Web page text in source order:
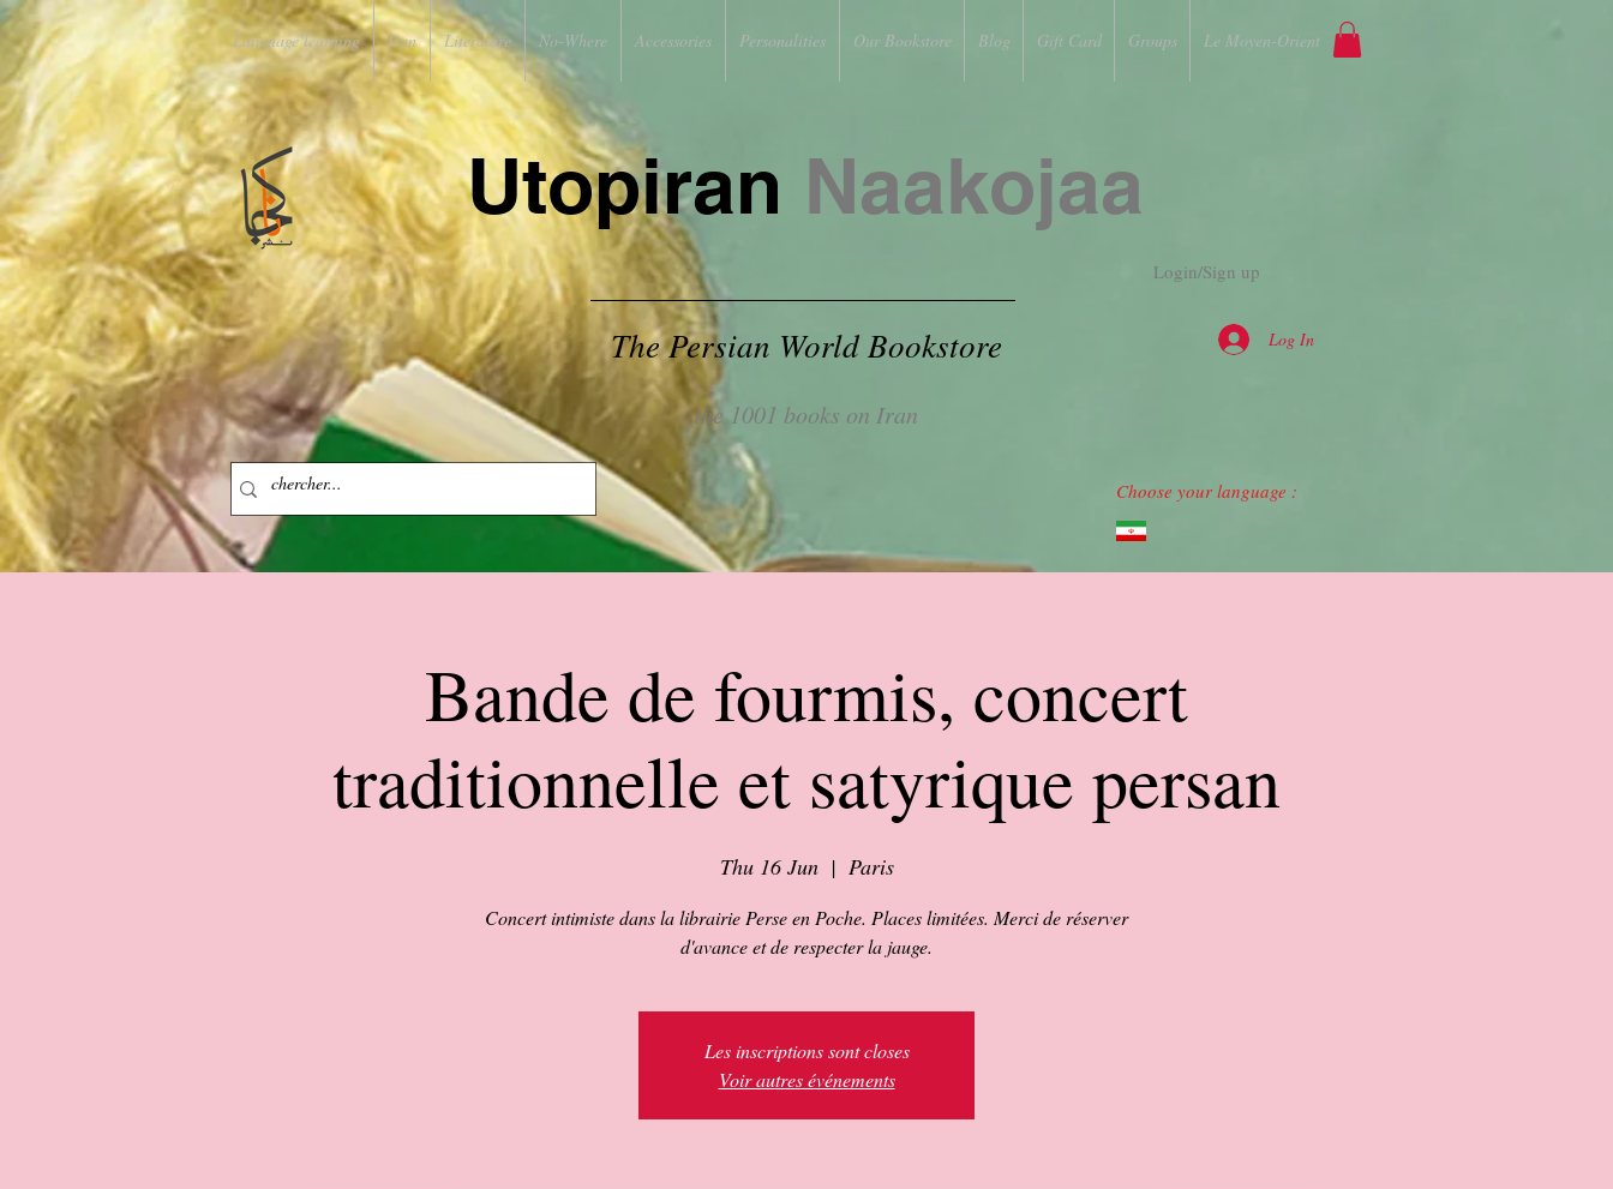
Language learning Iran Literature No-Where Accessories Personalities Our Bookstore Blog Gift Card Groups Le Moyen-Orient
Login/Sign up
Utopiran Naakojaa
The Persian World Bookstore Log In
the 1001 books on Iran
Choose your language :
Bande de fourmis, concert
traditionnelle et satyrique persan
Thu 16 Jun
  |
Paris
Concert intimiste dans la librairie Perse en Poche. Places limitées. Merci de réserver
d'avance et de respecter la jauge.
Les inscriptions sont closes
Voir autres événements